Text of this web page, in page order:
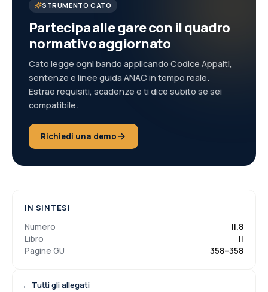
STRUMENTO CATO
Partecipa alle gare con il quadro
normativo aggiornato
Cato legge ogni bando applicando Codice Appalti,
sentenze e linee guida ANAC in tempo reale.
Estrae requisiti, scadenze e ti dice subito se sei
compatibile.
Richiedi una demo
IN SINTESI
Numero
II.8
Libro
II
Pagine GU
358–358
← Tutti gli allegati